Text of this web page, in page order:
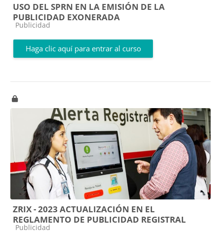
USO DEL SPRN EN LA EMISIÓN DE LA
PUBLICIDAD EXONERADA
Categoría de cursos
Publicidad
Haga clic aquí para entrar al curso
ZRIX - 2023 ACTUALIZACIÓN EN EL
REGLAMENTO DE PUBLICIDAD REGISTRAL
Categoría de cursos
Publicidad